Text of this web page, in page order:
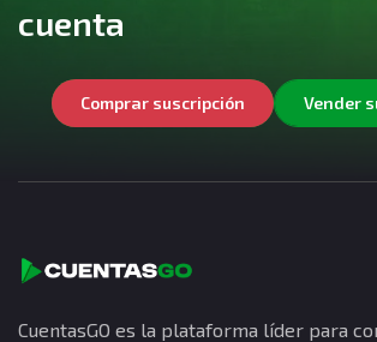
cuenta
Comprar suscripción Vender
CuentasGO es la plataforma líder para